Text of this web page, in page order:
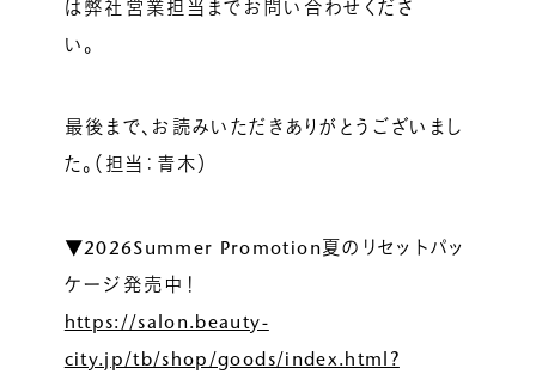
は弊社営業担当までお問い合わせくださ
い。
最後まで、お読みいただきありがとうございまし
た。（担当：青木）
▼2026Summer Promotion夏のリセットパッ
ケージ発売中！
https://salon.beauty-
city.jp/tb/shop/goods/index.html?